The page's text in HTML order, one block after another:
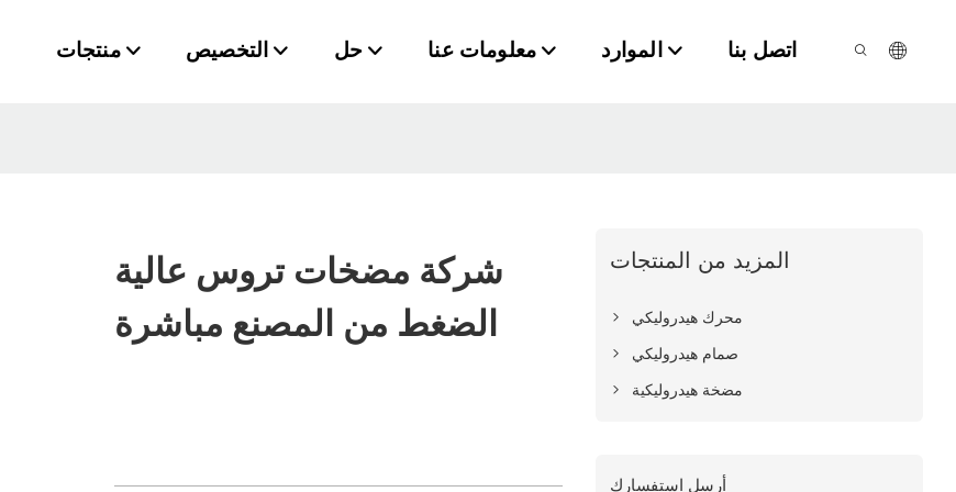
منتجات التخصيص حل معلومات عنا الموارد اتصل بنا
شركة مضخات تروس عالية
الضغط من المصنع مباشرة
المزيد من المنتجات
محرك هيدروليكي
صمام هيدروليكي
مضخة هيدروليكية
أرسل استفسارك